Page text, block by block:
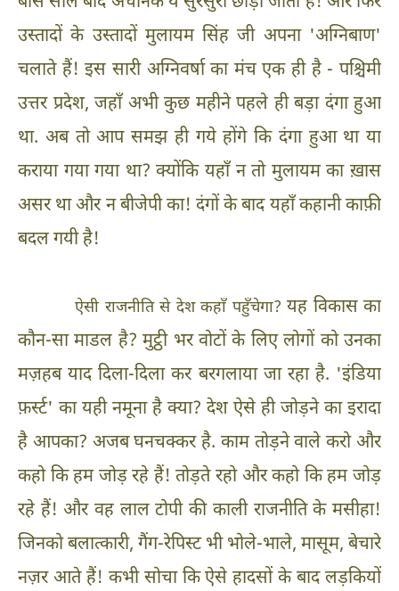
उस्तादों के उस्तादों मुलायम सिंह जी अपना 'अग्निबाण'
चलाते हैं! इस सारी अग्निवर्षा का मंच एक ही है - पश्चिमी
उत्तर प्रदेश, जहाँ अभी कुछ महीने पहले ही बड़ा दंगा हुआ
था. अब तो आप समझ ही गये होंगे कि दंगा हुआ था या
कराया गया गया था? क्योंकि यहाँ न तो मुलायम का ख़ास
असर था और न बीजेपी का! दंगों के बाद यहाँ कहानी काफ़ी
बदल गयी है!
ऐसी राजनीति से देश कहाँ पहुँचेगा? यह विकास का
कौन-सा माडल है? मुट्ठी भर वोटों के लिए लोगों को उनका
मज़हब याद दिला-दिला कर बरगलाया जा रहा है. 'इंडिया
फ़र्स्ट' का यही नमूना है क्या? देश ऐसे ही जोड़ने का इरादा
है आपका? अजब घनचक्कर है. काम तोड़ने वाले करो और
कहो कि हम जोड़ रहे हैं! तोड़ते रहो और कहो कि हम जोड़
रहे हैं! और वह लाल टोपी की काली राजनीति के मसीहा!
जिनको बलात्कारी, गैंग-रेपिस्ट भी भोले-भाले, मासूम, बेचारे
नज़र आते हैं! कभी सोचा कि ऐसे हादसों के बाद लड़कियों